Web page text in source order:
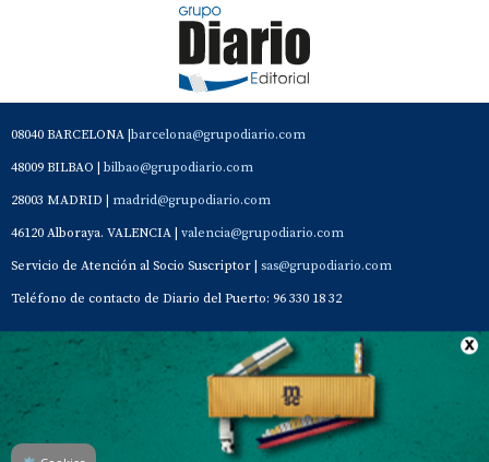
08040 BARCELONA | barcelona@grupodiario.com
48009 BILBAO | bilbao@grupodiario.com
28003 MADRID | madrid@grupodiario.com
46120 Alboraya. VALENCIA | valencia@grupodiario.com
Servicio de Atención al Socio Suscriptor | sas@grupodiario.com
Teléfono de contacto de Diario del Puerto: 96 330 18 32
Contacto Aviso Legal Quiénes somos Política de privacidad